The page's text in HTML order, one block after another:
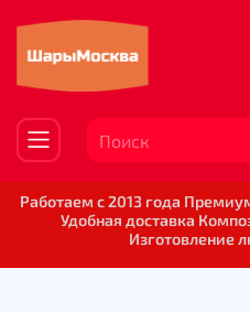
Работаем с 2013 года
Удобная доставка
Изготовление